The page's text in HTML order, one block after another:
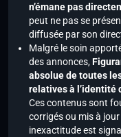
n’émane pas
peut ne pas se
diffusée par son
Malgré le soin
des annonces,
absolue de toutes
relatives à l’identité
Ces contenus sont
corrigés ou mis à
inexactitude est